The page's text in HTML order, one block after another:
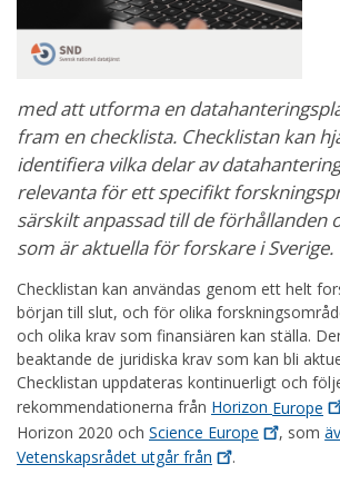
med att utforma en
fram en checklista. Checklistan kan
identifiera vilka delar av
relevanta för ett specifikt
särskilt anpassad till de förhållanden
som är aktuella för forskare i Sverige.
Checklistan kan användas genom ett helt
början till slut, och för olika
och olika krav som finansiären kan ställa.
beaktande de juridiska krav som kan bli
Checklistan uppdateras kontinuerligt och
rekommendationerna från Horizon Europe
Horizon 2020 och Science Europe , som
Vetenskapsrådet utgårfrån
.